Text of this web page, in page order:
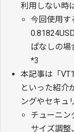
利用しない時
今回使用す
ぱなしの場
*3
本記事は「
といった紹介
ングやセキュ
チューニン
サイズ調整